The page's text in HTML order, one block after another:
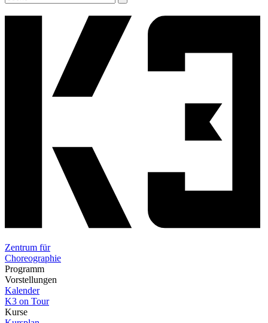
Zentrum für
Choreographie
Programm
Vorstellungen
Kalender
K3 on Tour
Kurse